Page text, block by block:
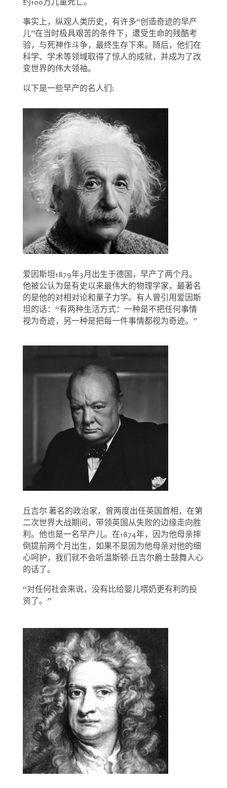
约100万儿童死亡。
事实上，纵观人类历史，有许多“创造奇迹的早产
儿”在当时极具艰苦的条件下，遭受生命的残酷考
验，与死神作斗争，最终生存下来。随后，他们在
科学、学术等领域取得了惊人的成就，并成为了改
变世界的伟大领袖。
以下是一些早产的名人们:
爱因斯坦1879年3月出生于德国，早产了两个月。
他被公认为是有史以来最伟大的物理学家，最著名
的是他的对相对论和量子力学。有人曾引用爱因斯
坦的话：“有两种生活方式：一种是不把任何事情
视为奇迹，另一种是把每一件事情都视为奇迹。”
丘吉尔 著名的政治家，曾两度出任英国首相，在第
二次世界大战期间，带领英国从失败的边缘走向胜
利。他也是一名早产儿。在1874年，因为他母亲摔
倒提前两个月出生，如果不是因为他母亲对他的细
心呵护，我们就不会听温斯顿·丘吉尔爵士鼓舞人心
的话了。
“对任何社会来说，没有比给婴儿喂奶更有利的投
资了。”